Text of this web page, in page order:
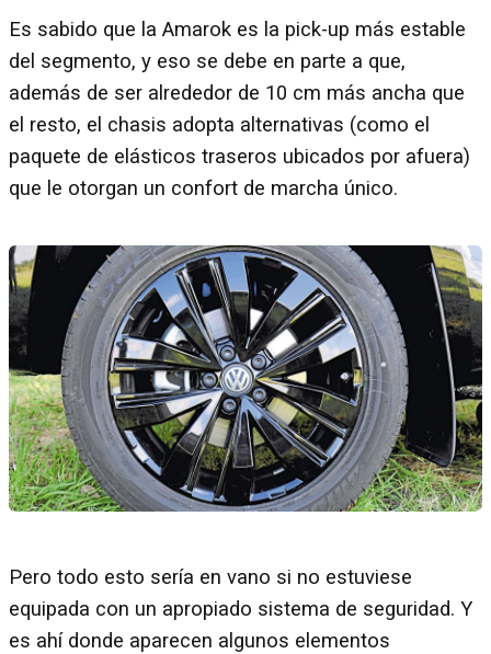
Es sabido que la Amarok es la pick-up más estable
del segmento, y eso se debe en parte a que,
además de ser alrededor de 10 cm más ancha que
el resto, el chasis adopta alternativas (como el
paquete de elásticos traseros ubicados por afuera)
que le otorgan un confort de marcha único.
Pero todo esto sería en vano si no estuviese
equipada con un apropiado sistema de seguridad. Y
es ahí donde aparecen algunos elementos